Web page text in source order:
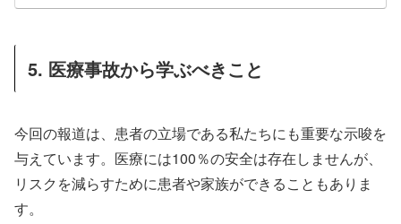
5. 医療事故から学ぶべきこと
今回の報道は、患者の立場である私たちにも重要な示唆を
与えています。医療には100％の安全は存在しませんが、
リスクを減らすために患者や家族ができることもありま
す。